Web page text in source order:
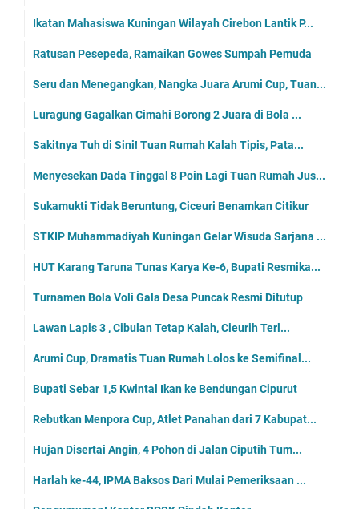
Ikatan Mahasiswa Kuningan Wilayah Cirebon Lantik P...
Ratusan Pesepeda, Ramaikan Gowes Sumpah Pemuda
Seru dan Menegangkan, Nangka Juara Arumi Cup, Tuan...
Luragung Gagalkan Cimahi Borong 2 Juara di Bola ...
Sakitnya Tuh di Sini! Tuan Rumah Kalah Tipis, Pata...
Menyesekan Dada Tinggal 8 Poin Lagi Tuan Rumah Jus...
Sukamukti Tidak Beruntung, Ciceuri Benamkan Citikur
STKIP Muhammadiyah Kuningan Gelar Wisuda Sarjana ...
HUT Karang Taruna Tunas Karya Ke-6, Bupati Resmika...
Turnamen Bola Voli Gala Desa Puncak Resmi Ditutup
Lawan Lapis 3 , Cibulan Tetap Kalah, Cieurih Terl...
Arumi Cup, Dramatis Tuan Rumah Lolos ke Semifinal...
Bupati Sebar 1,5 Kwintal Ikan ke Bendungan Cipurut
Rebutkan Menpora Cup, Atlet Panahan dari 7 Kabupat...
Hujan Disertai Angin, 4 Pohon di Jalan Ciputih Tum...
Harlah ke-44, IPMA Baksos Dari Mulai Pemeriksaan ...